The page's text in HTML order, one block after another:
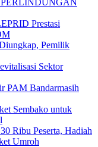
Prestasi
Pemilik
Sektor
PAM Bandarmasih
Sembako untuk
Ribu Peserta, Hadiah
Umroh